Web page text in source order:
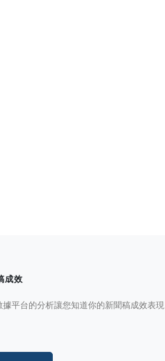
成效
平台的分析讓您知道你的新聞稿成效表現